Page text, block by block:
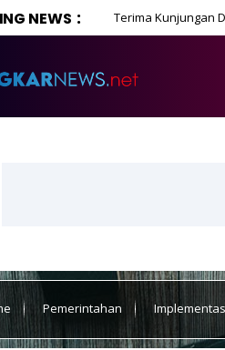
NEWS Terima Kunjungan
Pemerintahan